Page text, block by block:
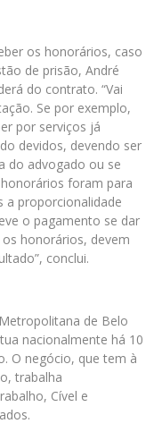
os honorários, caso
de prisão, André
do contrato. “Vai
Se por exemplo,
por serviços já
devidos, devendo ser
do advogado ou se
foram para
a proporcionalidade
o pagamento se dar
honorários, devem
conclui.
de Belo
nacionalmente há 10
O negócio, que tem à
trabalha
Cível e